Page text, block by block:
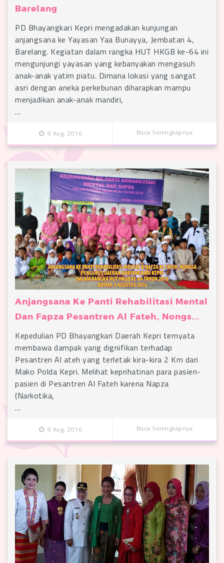
Barelang
PD Bhayangkari Kepri mengadakan kunjungan
anjangsana ke Yayasan Yaa Bunayya, Jembatan 4,
Barelang. Kegiatan dalam rangka HUT HKGB ke-64 ini
mengunjungi yayasan yang kebanyakan mengasuh
anak-anak yatim piatu. Dimana lokasi yang sangat
asri dengan aneka perkebunan diharapkan mampu
menjadikan anak-anak mandiri,
…
9 Aug, 2016 Baca Selengkapnya
Anjangsana Ke Panti Rehabilitasi Mental
Dan Fapza Pesantren Al Fateh, Nongs...
Kepedulian PD Bhayangkari Daerah Kepri ternyata
membawa dampak yang dignifikan terhadap
Pesantren Al ateh yang terletak kira-kira 2 Km dari
Mako Polda Kepri. Melihat keprihatinan para pasien-
pasien di Pesantren Al Fateh karena Napza
(Narkotika,
…
9 Aug, 2016 Baca Selengkapnya